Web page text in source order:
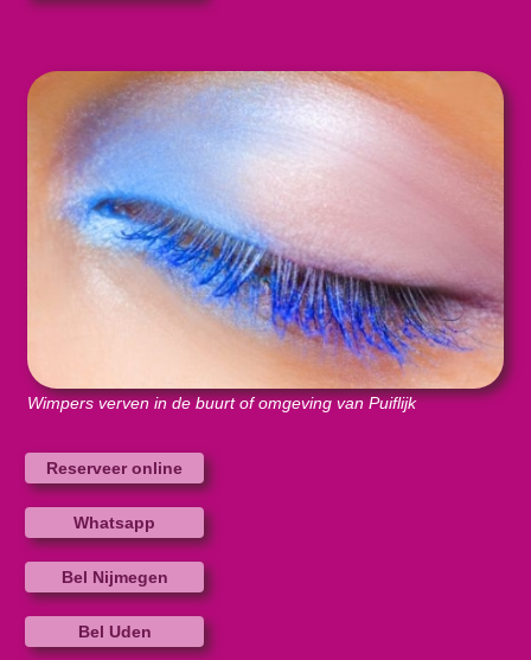
Wimpers verven in de buurt of omgeving van Puiflijk
Reserveer online
Whatsapp
Bel Nijmegen
Bel Uden